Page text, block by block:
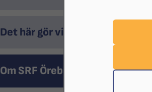
Det här gör vi
Om SRF Örebro